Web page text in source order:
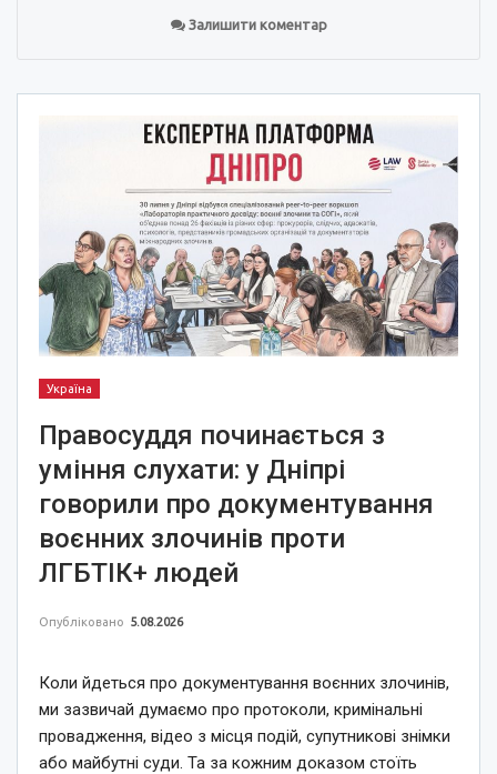
Залишити коментар
Україна
Правосуддя починається з
уміння слухати: у Дніпрі
говорили про документування
воєнних злочинів проти
ЛГБТІК+ людей
Опубліковано 5.08.2026
Коли йдеться про документування воєнних злочинів,
ми зазвичай думаємо про протоколи, кримінальні
провадження, відео з місця подій, супутникові знімки
або майбутні суди. Та за кожним доказом стоїть